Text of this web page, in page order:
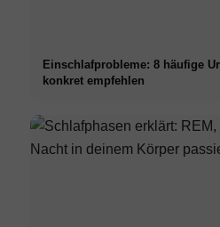
Einschlafprobleme: 8 häufige
konkret empfehlen